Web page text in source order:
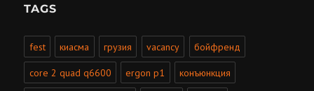
TAGS
fest киасма грузия vacancy бойфренд
core 2 quad q6600 ergon p1 конъюнкция